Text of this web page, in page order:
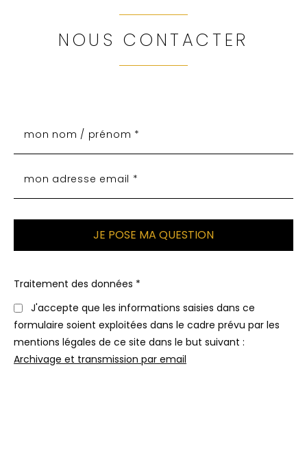
NOUS CONTACTER
Traitement des données *
J'accepte que les informations saisies dans ce
formulaire soient exploitées dans le cadre prévu par les
mentions légales de ce site dans le but suivant :
Archivage et transmission par email